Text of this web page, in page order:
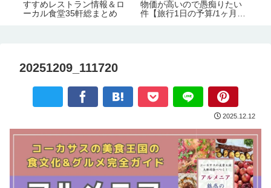
すすめレストラン情報＆ロ
ーカル食堂35軒総まとめ
物価が高いので愚痴りたい
件【旅行1日の予算/1ヶ月の
20251209_111720
2025.12.12